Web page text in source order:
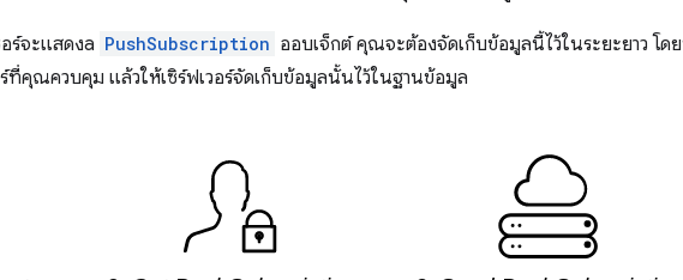
อร์จะแสดงa PushSubscription ออบเจ็กต์ คุณจะต้องจัดเก็บข้อมูลนี้ไว้ในระยะยาว โด
ร์ที่คุณควบคุม แล้วให้เซิร์ฟเวอร์จัดเก็บข้อมูลนั้นไว้ในฐานข้อมูล